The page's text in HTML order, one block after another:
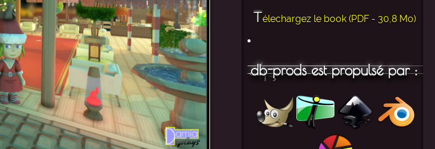
Télechargez le book (PDF - 30,8 Mo)
db-prods est propulsé par :